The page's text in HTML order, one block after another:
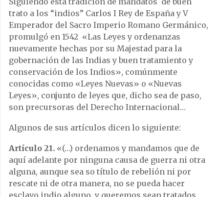
trato a los “indios” Carlos I Rey de España y V
Emperador del Sacro Imperio Romano Germánico,
promulgó en 1542 «Las Leyes y ordenanzas
nuevamente hechas por su Majestad para la
gobernación de las Indias y buen tratamiento y
conservación de los Indios», comúnmente
conocidas como «Leyes Nuevas» o «Nuevas
Leyes», conjunto de leyes que, dicho sea de paso,
son precursoras del Derecho Internacional…
Algunos de sus artículos dicen lo siguiente:
Artículo 21. «(…) ordenamos y mandamos que de
aquí adelante por ninguna causa de guerra ni otra
alguna, aunque sea so título de rebelión ni por
rescate ni de otra manera, no se pueda hacer
esclavo indio alguno, y queremos sean tratados